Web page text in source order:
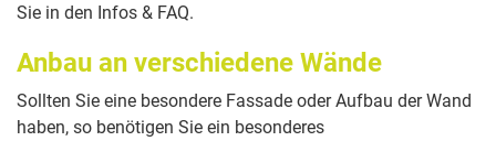
Sie in den Infos & FAQ.
Anbau an verschiedene Wände
Sollten Sie eine besondere Fassade oder Aufbau der Wand
haben, so benötigen Sie ein besonderes